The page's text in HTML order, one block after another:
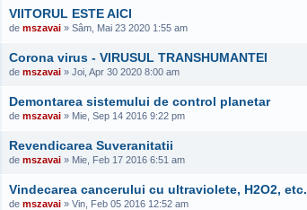
VIITORUL ESTE AICI
de mszavai » Sâm, Mai 23 2020 1:55 am
Corona virus - VIRUSUL TRANSHUMANTEI
de mszavai » Joi, Apr 30 2020 8:00 am
Demontarea sistemului de control planetar
de mszavai » Mie, Sep 14 2016 9:22 pm
Revendicarea Suveranitatii
de mszavai » Mie, Feb 17 2016 6:51 am
Vindecarea cancerului cu ultraviolete, H2O2, etc.
de mszavai » Vin, Feb 05 2016 12:52 am